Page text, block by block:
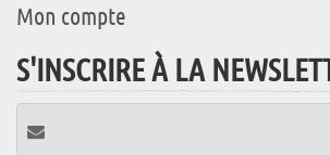
Mon compte
S'INSCRIRE À LA